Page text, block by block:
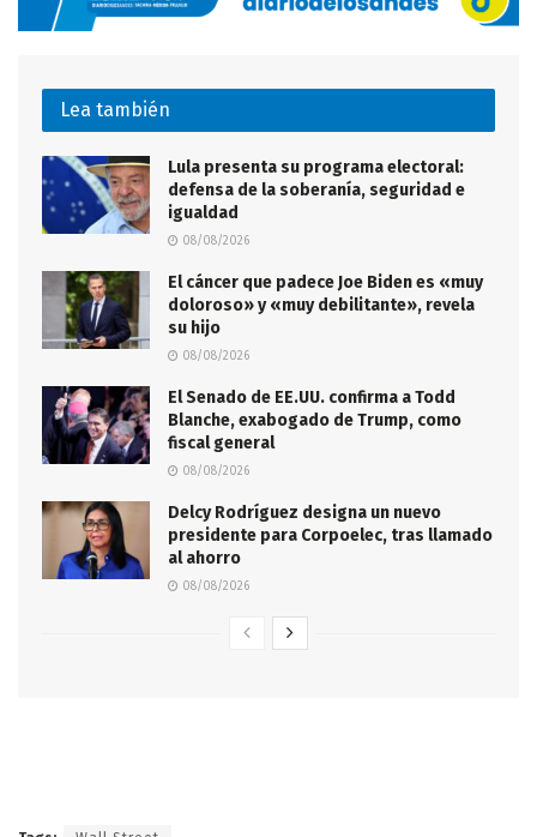
Lea también
Lula presenta su programa electoral:
defensa de la soberanía, seguridad e
igualdad
08/08/2026
El cáncer que padece Joe Biden es «muy
doloroso» y «muy debilitante», revela
su hijo
08/08/2026
El Senado de EE.UU. confirma a Todd
Blanche, exabogado de Trump, como
fiscal general
08/08/2026
Delcy Rodríguez designa un nuevo
presidente para Corpoelec, tras llamado
al ahorro
08/08/2026